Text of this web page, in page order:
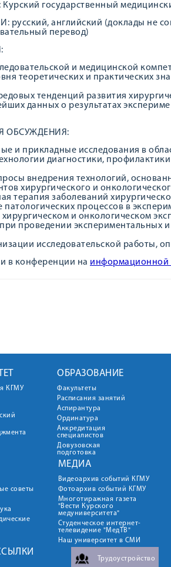
государственный
английский (доклады не
перевод)
и медицинской
теоретических и практических
тенденций развития
данных о результатах
ОБСУЖДЕНИЯ:
и прикладные исследования в
диагностики,
внедрения технологий,
хирургического и
терапия заболеваний
процессов в
хирургическом и онкологическом
проведении экспериментальных
исследовательской работы,
в конференции на информационной
КГМУ
ОБРАЗОВАНИЕ
Факультеты
Расписания занятий
Аспирантура
Ординатура
Аккредитация
специалистов
Довузовская
подготовка
советы
МЕДИА
Видеоархив событий КГМУ
Фотоархив событий КГМУ
Многотиражная газета
"Вести Курского
медуниверситета"
Студенческое интернет-
телевидение "МедТВ"
Наш университет в СМИ
Трудоустройство